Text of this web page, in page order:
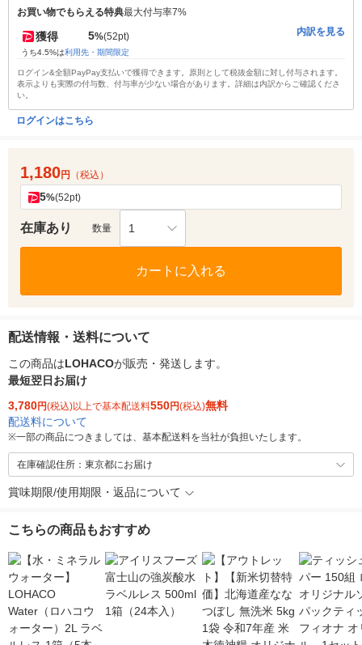
お買い物でもらえる特典最大付与率7%
獲得 5%(52pt)
うち4.5%は利用先・期間限定
内訳を見る
ログイン&全額PayPay支払いで獲得できます。原則として税抜金額に対し付与されます。
表示よりも実際の付与数、付与率が少ない場合があります。詳細は内訳からご確認くださ
い。
ログインはこちら
1,180円 （税込）
5%(52pt)
在庫あり 数量 1
カートに入れる
配送情報・送料について
この商品はLOHACOが販売・発送します。
最短翌日お届け
3,780円(税込)以上で基本配送料550円(税込)無料
配送料について
※一部の商品につきましては、基本配送料を当社が負担いたします。
在庫確認住所：東京都にお届け
賞味期限/使用期限・返品について
こちらの商品もおすすめ